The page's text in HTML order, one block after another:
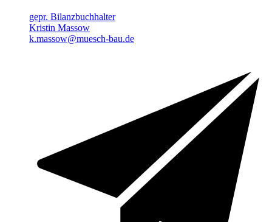
gepr. Bilanzbuchhalter
Kristin Massow
k.massow@muesch-bau.de